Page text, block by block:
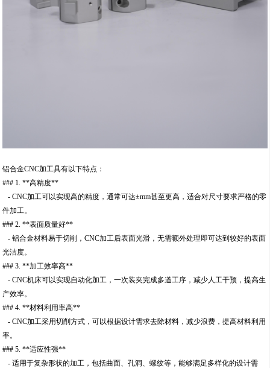
铝合金CNC加工具有以下特点：
### 1. **高精度**
- CNC加工可以实现高的精度，通常可达±mm甚至更高，适合对尺寸要求严格的零
件加工。
### 2. **表面质量好**
- 铝合金材料易于切削，CNC加工后表面光滑，无需额外处理即可达到较好的表面
光洁度。
### 3. **加工效率高**
- CNC机床可以实现自动化加工，一次装夹完成多道工序，减少人工干预，提高生
产效率。
### 4. **材料利用率高**
- CNC加工采用切削方式，可以根据设计需求去除材料，减少浪费，提高材料利用
率。
### 5. **适应性强**
- 适用于复杂形状的加工，包括曲面、孔洞、螺纹等，能够满足多样化的设计需